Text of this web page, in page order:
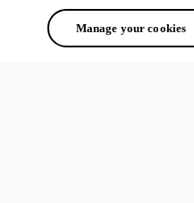
Manage your cookies